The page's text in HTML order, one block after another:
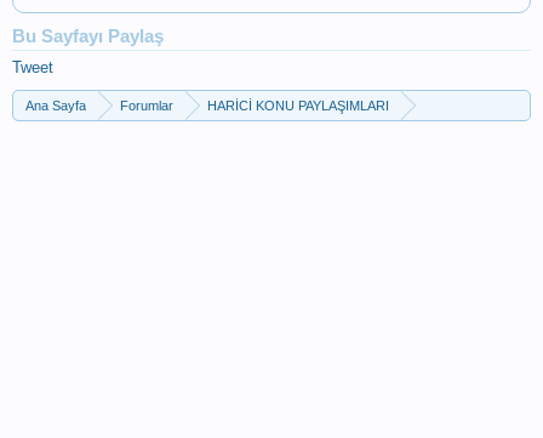
Bu Sayfayı Paylaş
Tweet
Ana Sayfa Forumlar
HARİCİ KONU PAYLAŞIMLARI